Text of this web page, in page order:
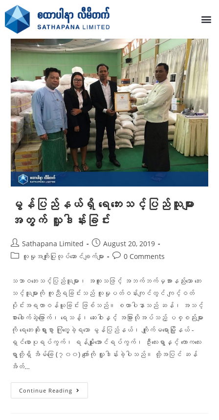
မွန်ပြည်နယ်ရှိ ရေဘေးသင့်ပြည်သူများ
အတွက် လှူဒါန်းခြင်း
Sathapana Limited
August 20, 2019
လူမှုအကျိုးပြုလုပ်ဆောင်ချက်များ
0 Comments
သဘာဝဘေးသင့်ပြည်သူများ၊ အထူးသဖြင့် အဘက်ဘက်မှအားနည်းသော ဘေး
သင့်သူများကို ကူညီရခြင်းသည် လူမှုပတ်ဝန်းကျင်တွင် ကျင့်ဝတ်
ပိုင်းအရတာဝန်ယူခြင်း ဖြစ်သည်။ စထာပါနာသည် ဆန်၊ အသင့်
စားခေါက်ဆွဲခြောက်၊ ရေသန့်၊ ဆေးဝါးနှင့် အခြားလိုအပ်သည့် ပစ္စည်းများ
ကို ရေဘေးဆိုးရွားစွာ ကြုံတွေ့ခဲ့ရသော မွန်ပြည်နယ်၊ ကျိူက်မရောမြို့နယ် -
ရှင်စောပုရပ်ကွက်၊ ရန်မျိူးအောင်ရပ်ကွက်၊ ဦးလေးရွာနှင့် ကောကလေး
ရွာတို့ရှိ အိမ်ခြေ (၇၀၀) ကျော်ကို လှူဒါန်းခဲ့ပါသည်။ ထို့အပြင် ဆန်
အိတ်…
Continue Reading